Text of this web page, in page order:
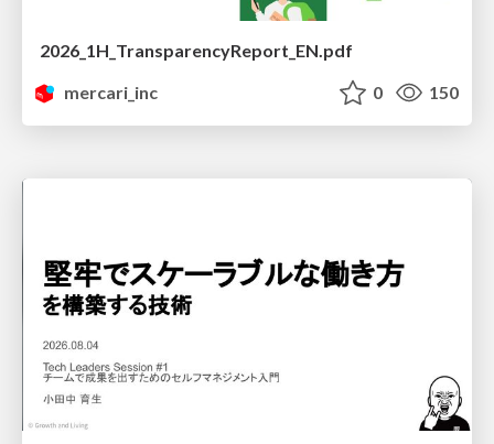
2026_1H_TransparencyReport_EN.pdf
mercari_inc
0 150